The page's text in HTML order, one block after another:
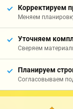
Корректируем
Меняем
Уточняем
Сверяем
Планируем
Согласовываем